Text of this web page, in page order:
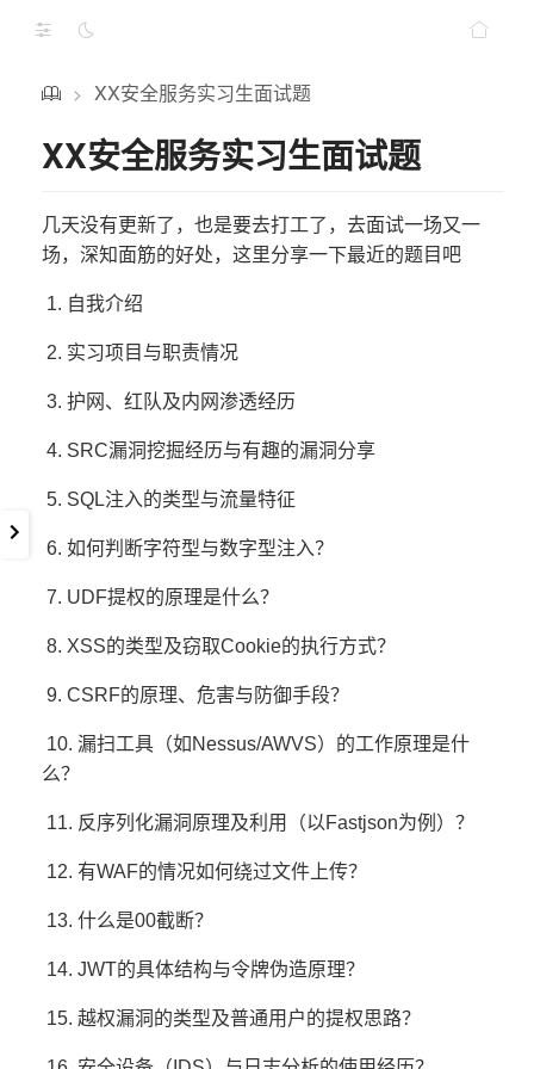
> XX安全服务实习生面试题
XX安全服务实习生面试题
几天没有更新了，也是要去打工了，去面试一场又一
场，深知面筋的好处，这里分享一下最近的题目吧
1. 自我介绍
2. 实习项目与职责情况
3. 护网、红队及内网渗透经历
4. SRC漏洞挖掘经历与有趣的漏洞分享
5. SQL注入的类型与流量特征
6. 如何判断字符型与数字型注入？
7. UDF提权的原理是什么？
8. XSS的类型及窃取Cookie的执行方式？
9. CSRF的原理、危害与防御手段？
10. 漏扫工具（如Nessus/AWVS）的工作原理是什
么？
11. 反序列化漏洞原理及利用（以Fastjson为例）？
12. 有WAF的情况如何绕过文件上传？
13. 什么是00截断？
14. JWT的具体结构与令牌伪造原理？
15. 越权漏洞的类型及普通用户的提权思路？